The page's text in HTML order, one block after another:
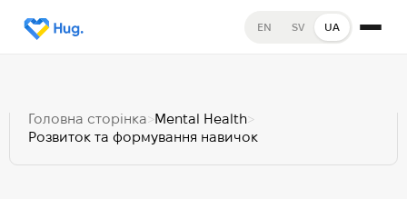
EN SV UA
Головна сторінка>Mental Health>
Розвиток та формування навичок